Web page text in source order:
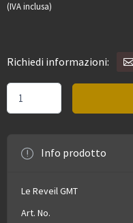
(IVA inclusa)
Richiedi informazioni:
Info prodotto
Le Reveil GMT
Art. No.